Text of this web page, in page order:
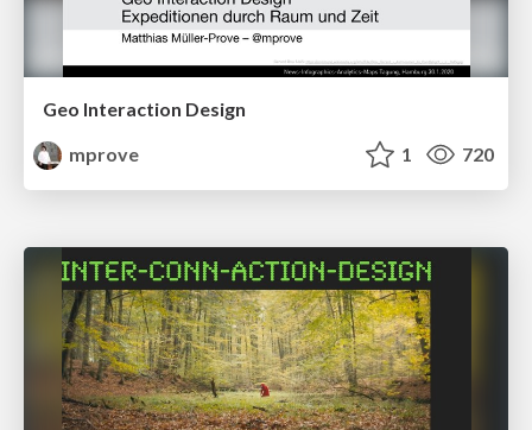
Geo Interaction Design
mprove
1 720